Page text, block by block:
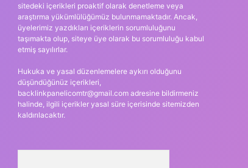
sitedeki içerikleri proaktif olarak denetleme veya
araştırma yükümlülüğümüz bulunmamaktadır. Ancak,
üyelerimiz yazdıkları içeriklerin sorumluluğunu
taşımakta olup, siteye üye olarak bu sorumluluğu kabul
etmiş sayılırlar.
Hukuka ve yasal düzenlemelere aykırı olduğunu
düşündüğünüz içerikleri,
backlinkpanelicomtr@gmail.comadresine bildirmeniz
halinde, ilgili içerikler yasal süre içerisinde sitemizden
kaldırılacaktır.